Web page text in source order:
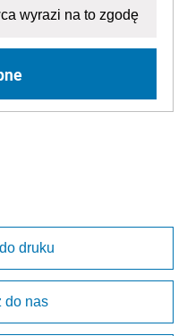
wyrazi na to zgodę
druku
do nas